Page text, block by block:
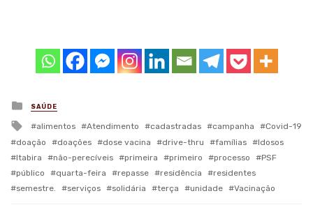
Posted
in
SAÚDE
Tagged
with
alimentos Atendimento cadastradas campanha
Covid-19
doação
doações dose vacina drive-thru famílias
Idosos
Itabira
não-perecíveis primeira primeiro processo
PSF
público
quarta-feira repasse residência
residentes
semestre.
serviços solidária terça unidade Vacinação